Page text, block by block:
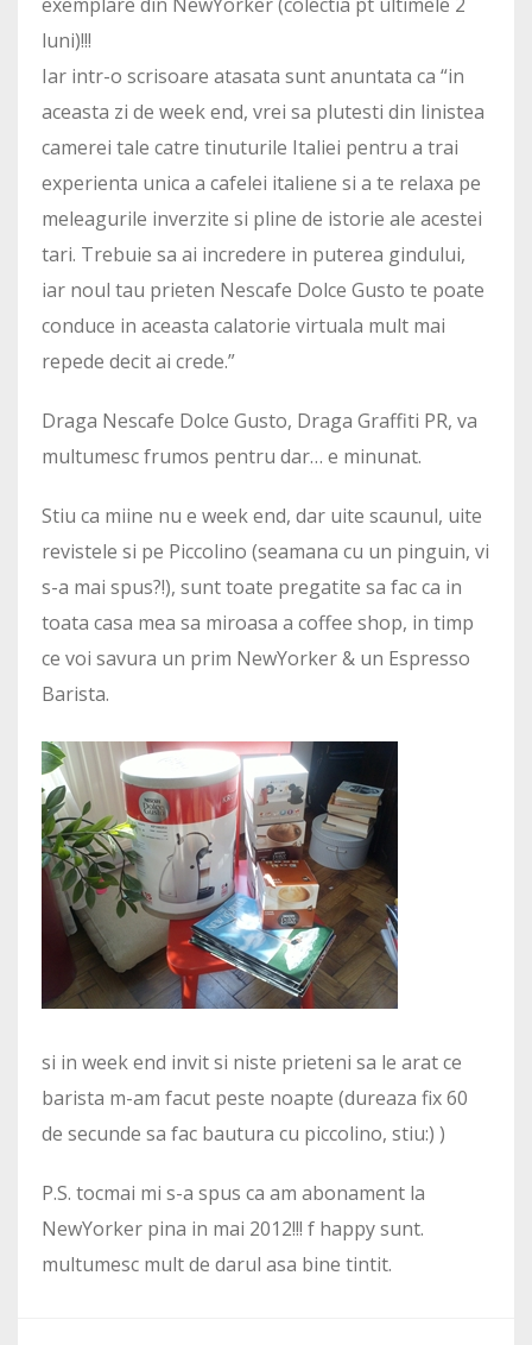
luni)!!!
Iar intr-o scrisoare atasata sunt anuntata ca “in
aceasta zi de week end, vrei sa plutesti din linistea
camerei tale catre tinuturile Italiei pentru a trai
experienta unica a cafelei italiene si a te relaxa pe
meleagurile inverzite si pline de istorie ale acestei
tari. Trebuie sa ai incredere in puterea gindului,
iar noul tau prieten Nescafe Dolce Gusto te poate
conduce in aceasta calatorie virtuala mult mai
repede decit ai crede.”
Draga Nescafe Dolce Gusto, Draga Graffiti PR, va
multumesc frumos pentru dar… e minunat.
Stiu ca miine nu e week end, dar uite scaunul, uite
revistele si pe Piccolino (seamana cu un pinguin, vi
s-a mai spus?!), sunt toate pregatite sa fac ca in
toata casa mea sa miroasa a coffee shop, in timp
ce voi savura un prim NewYorker & un Espresso
Barista.
si in week end invit si niste prieteni sa le arat ce
barista m-am facut peste noapte (dureaza fix 60
de secunde sa fac bautura cu piccolino, stiu:) )
P.S. tocmai mi s-a spus ca am abonament la
NewYorker pina in mai 2012!!! f happy sunt.
multumesc mult de darul asa bine tintit.